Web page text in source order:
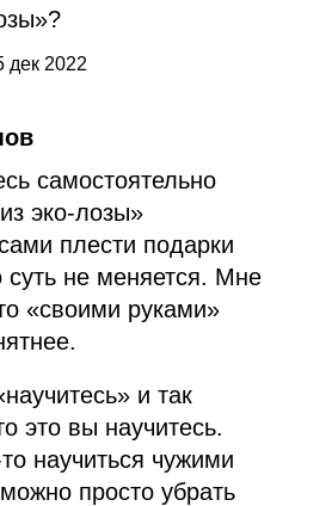
дек 2022
самостоятельно
эко‑лозы»
плести подарки
суть не меняется. Мне
«своими руками»
и так
это вы научитесь.
научиться чужими
просто убрать